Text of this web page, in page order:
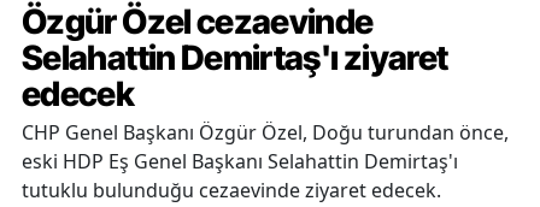
Özgür Özel cezaevinde
Selahattin Demirtaş'ı ziyaret
edecek
CHP Genel Başkanı Özgür Özel, Doğu turundan önce,
eski HDP Eş Genel Başkanı Selahattin Demirtaş'ı
tutuklu bulunduğu cezaevinde ziyaret edecek.